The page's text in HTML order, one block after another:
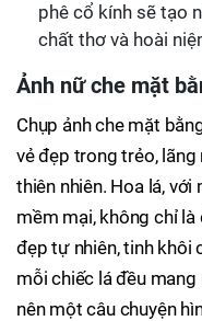
phê cổ kính sẽ tạo
chất thơ và hoài
Ảnh nữ che mặt
Chụp ảnh che mặt
vẻ đẹp trong trẻo,
thiên nhiên. Hoa lá,
mềm mại, không chỉ
đẹp tự nhiên, tinh khôi
mỗi chiếc lá đều
nên một câu chuyện